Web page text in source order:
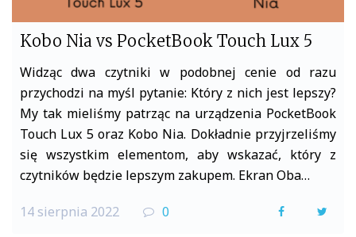
Kobo Nia vs PocketBook Touch Lux 5
Widząc dwa czytniki w podobnej cenie od razu
przychodzi na myśl pytanie: Który z nich jest lepszy?
My tak mieliśmy patrząc na urządzenia PocketBook
Touch Lux 5 oraz Kobo Nia. Dokładnie przyjrzeliśmy
się wszystkim elementom, aby wskazać, który z
czytników będzie lepszym zakupem. Ekran Oba…
14 sierpnia 2022 0
F